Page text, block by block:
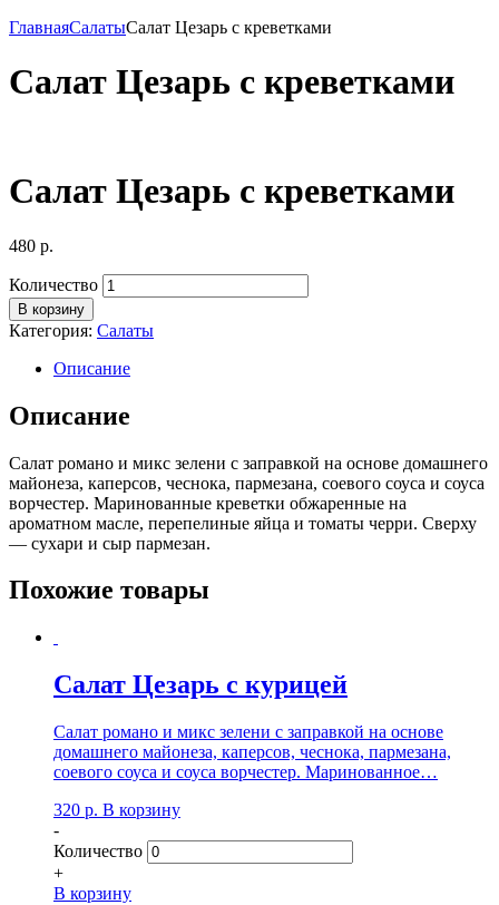
ГлавнаяСалатыСалат Цезарь с креветками
Салат Цезарь с креветками
Салат Цезарь с креветками
480 р.
Количество
В корзину
Категория: Салаты
Описание
Описание
Салат романо и микс зелени с заправкой на основе домашнего
майонеза, каперсов, чеснока, пармезана, соевого соуса и соуса
ворчестер. Маринованные креветки обжаренные на
ароматном масле, перепелиные яйца и томаты черри. Сверху
— сухари и сыр пармезан.
Похожие товары
Салат Цезарь с курицей
Салат романо и микс зелени с заправкой на основе
домашнего майонеза, каперсов, чеснока, пармезана,
соевого соуса и соуса ворчестер. Маринованное…
320 р. В корзину
-
Количество
+
В корзину